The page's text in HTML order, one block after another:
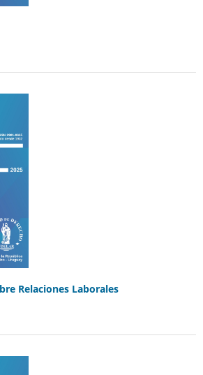
Relaciones Laborales